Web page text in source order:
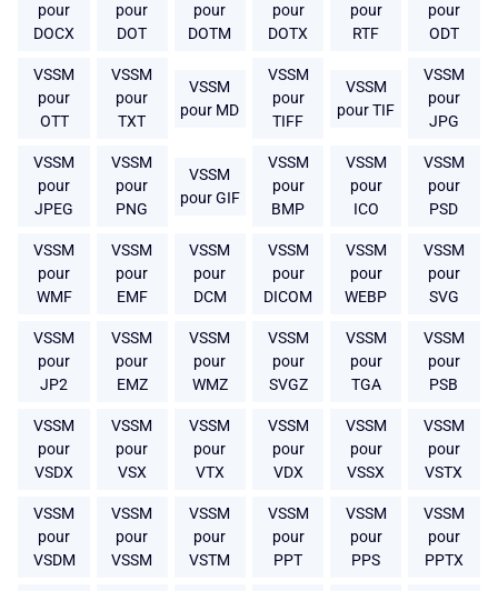
pour
DOCX
pour
DOT
pour
DOTM
pour
DOTX
pour
RTF
pour
ODT
VSSM
pour
OTT
VSSM
pour
TXT
VSSM
pour MD
VSSM
pour
TIFF
VSSM
pour TIF
VSSM
pour
JPG
VSSM
pour
JPEG
VSSM
pour
PNG
VSSM
pour GIF
VSSM
pour
BMP
VSSM
pour
ICO
VSSM
pour
PSD
VSSM
pour
WMF
VSSM
pour
EMF
VSSM
pour
DCM
VSSM
pour
DICOM
VSSM
pour
WEBP
VSSM
pour
SVG
VSSM
pour
JP2
VSSM
pour
EMZ
VSSM
pour
WMZ
VSSM
pour
SVGZ
VSSM
pour
TGA
VSSM
pour
PSB
VSSM
pour
VSDX
VSSM
pour
VSX
VSSM
pour
VTX
VSSM
pour
VDX
VSSM
pour
VSSX
VSSM
pour
VSTX
VSSM
pour
VSDM
VSSM
pour
VSSM
VSSM
pour
VSTM
VSSM
pour
PPT
VSSM
pour
PPS
VSSM
pour
PPTX